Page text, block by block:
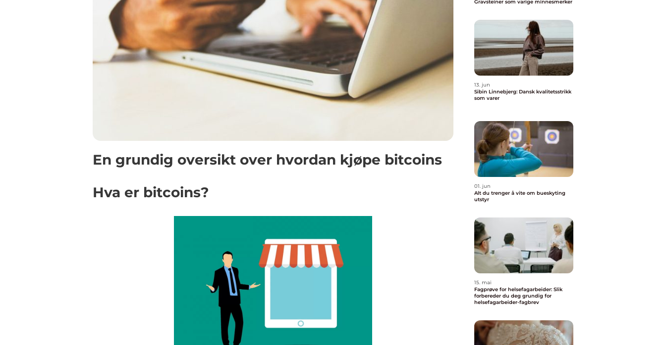
En grundig oversikt over hvordan kjøpe bitcoins
Hva er bitcoins?
Gravsteiner som varige minnesmerker
13. jun
Sibin Linnebjerg: Dansk kvalitetsstrikk
som varer
01. jun
Alt du trenger å vite om bueskyting
utstyr
15. mai
Fagprøve for helsefagarbeider: Slik
forbereder du deg grundig for
helsefagarbeider-fagbrev